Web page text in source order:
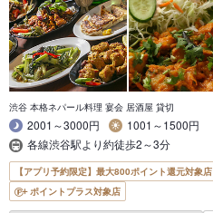
渋谷 本格ネパール料理 宴会 居酒屋 貸切
2001～3000円
1001～1500円
各線渋谷駅より約徒歩2～3分
【アプリ予約限定】最大800ポイント還元対象店
ポイントプラス対象店